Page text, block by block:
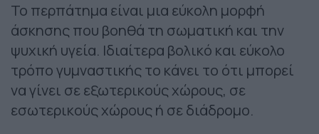
Το περπάτημα είναι μια εύκολη μορφή
άσκησης που βοηθά τη σωματική και την
ψυχική υγεία. Ιδιαίτερα βολικό και εύκολο
τρόπο γυμναστικής το κάνει το ότι μπορεί
να γίνει σε εξωτερικούς χώρους, σε
εσωτερικούς χώρους ή σε διάδρομο.